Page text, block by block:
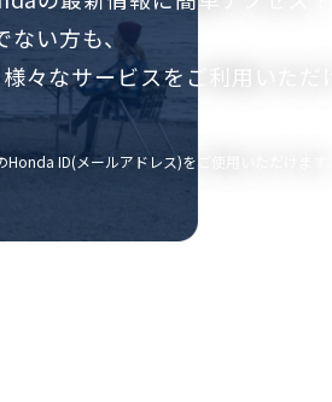
い方も、
々なサービスをご利用いただけ
ID(メールアドレス)をご使用いただけます。